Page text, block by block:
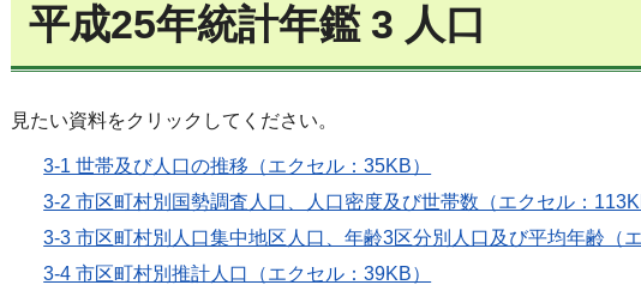
平成25年統計年鑑 3 人口
見たい資料をクリックしてください。
3-1 世帯及び人口の推移（エクセル：35KB）
3-2 市区町村別国勢調査人口、人口密度及び世帯数（エクセル：
3-3 市区町村別人口集中地区人口、年齢3区分別人口及び平均年齢（
3-4 市区町村別推計人口（エクセル：39KB）